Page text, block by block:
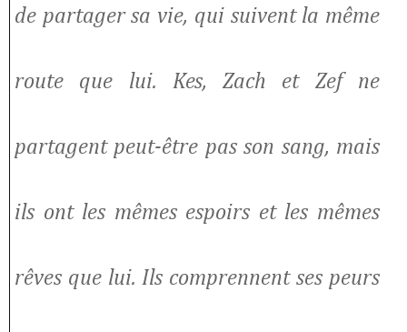
de partager sa vie, qui suivent la même
route que lui. Kes, Zach et Zef ne
partagent peut-être pas son sang, mais
ils ont les mêmes espoirs et les mêmes
rêves que lui. Ils comprennent ses peurs